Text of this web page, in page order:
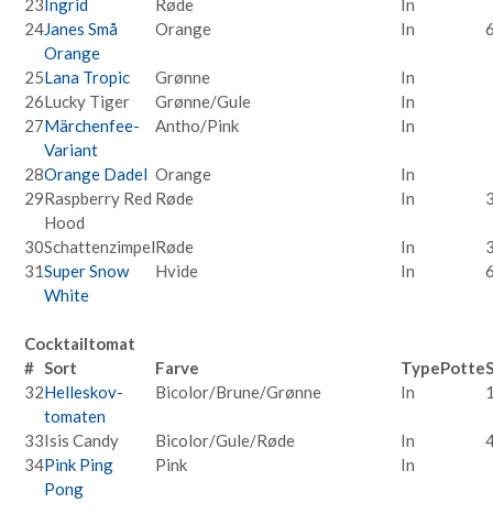
24Janes Små
Orange
Orange In
25Lana Tropic Grønne
In
26Lucky Tiger Grønne/Gule
In
27Märchenfee-
Variant
Antho/Pink In
28Orange Dadel Orange
In
29Raspberry Red
Hood
Røde In
30SchattenzimpelRøde In
31Super Snow
White
Hvide In
Cocktailtomat
# Sort Farve TypePotte
32Helleskov-
tomaten
Bicolor/Brune/Grønne In
33Isis Candy Bicolor/Gule/Røde In
34Pink Ping
Pong
Pink In